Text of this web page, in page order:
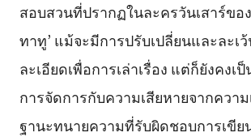
สอบสวนที่ปรากฏในละครวันเสาร์ขอ
ทาทู’ แม้จะมีการปรับเปลี่ยนและละเ
ละเอียดเพื่อการเล่าเรื่อง แต่ก็ยังคงเ
การจัดการกับความเสียหายจากควา
ฐานะทนายความที่รับผิดชอบการเขีย